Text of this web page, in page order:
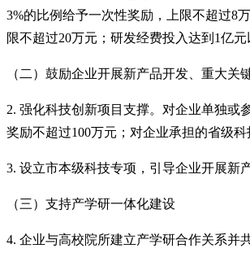
3%的比例给予一次性奖励，上限不超过8
限不超过20万元；研发经费投入达到1亿
（二）鼓励企业开展新产品开发、重大关
2. 强化科技创新项目支撑。对企业单独或
奖励不超过100万元；对企业承担的省级
3. 设立市本级科技专项，引导企业开展新
（三）支持产学研一体化建设
4. 企业与高校院所建立产学研合作关系并